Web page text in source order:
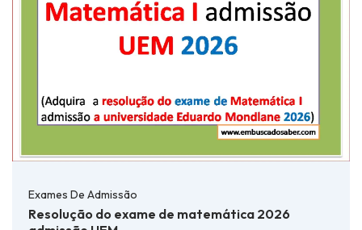
Exames De Admissão
Resolução do exame de matemática 2026